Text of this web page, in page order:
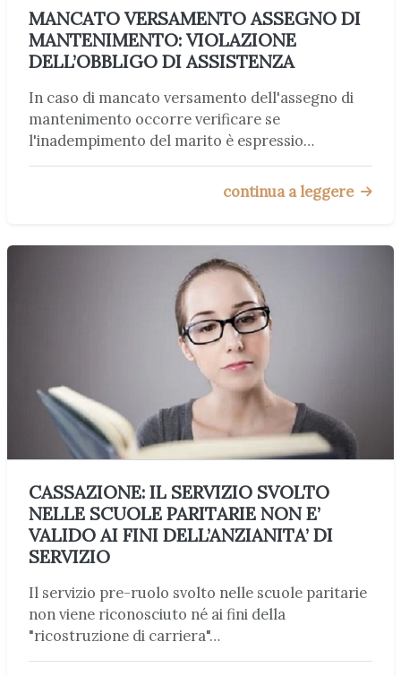
MANCATO VERSAMENTO ASSEGNO DI
MANTENIMENTO: VIOLAZIONE
DELL’OBBLIGO DI ASSISTENZA
In caso di mancato versamento dell'assegno di
mantenimento occorre verificare se
l'inadempimento del marito è espressio…
continua a leggere
CASSAZIONE: IL SERVIZIO SVOLTO
NELLE SCUOLE PARITARIE NON E’
VALIDO AI FINI DELL’ANZIANITA’ DI
SERVIZIO
Il servizio pre-ruolo svolto nelle scuole paritarie
non viene riconosciuto né ai fini della
"ricostruzione di carriera"…